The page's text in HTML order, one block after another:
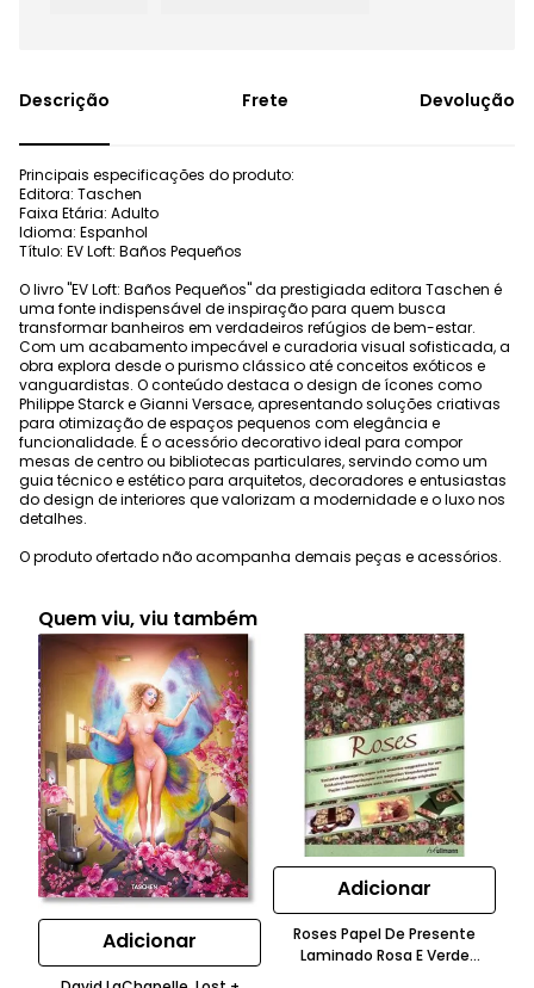
Frete Devolução
Principais especificações do produto:
Editora: Taschen
Faixa Etária: Adulto
Idioma: Espanhol
Título: EV Loft: Baños Pequeños
O livro "EV Loft: Baños Pequeños" da prestigiada editora Taschen é
uma fonte indispensável de inspiração para quem busca
transformar banheiros em verdadeiros refúgios de bem-estar.
Com um acabamento impecável e curadoria visual sofisticada, a
obra explora desde o purismo clássico até conceitos exóticos e
vanguardistas. O conteúdo destaca o design de ícones como
Philippe Starck e Gianni Versace, apresentando soluções criativas
para otimização de espaços pequenos com elegância e
funcionalidade. É o acessório decorativo ideal para compor
mesas de centro ou bibliotecas particulares, servindo como um
guia técnico e estético para arquitetos, decoradores e entusiastas
do design de interiores que valorizam a modernidade e o luxo nos
detalhes.
O produto ofertado não acompanha demais peças e acessórios.
Quem viu, viu também
Adicionar
Adicionar
Roses Papel De Presente
Laminado Rosa E Verde